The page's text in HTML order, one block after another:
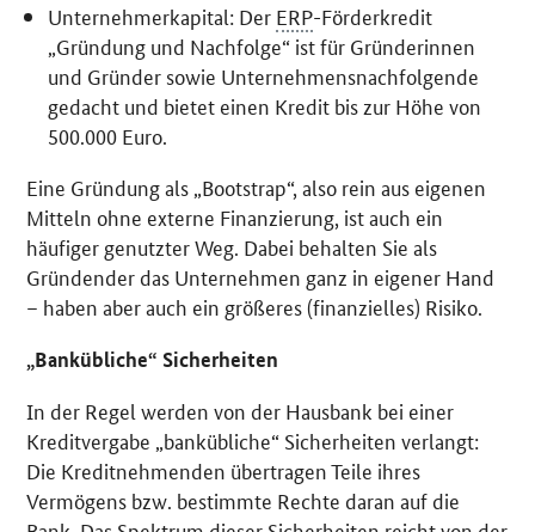
Unternehmerkapital: Der ERP-Förderkredit
„Gründung und Nachfolge“ ist für Gründerinnen
und Gründer sowie Unternehmensnachfolgende
gedacht und bietet einen Kredit bis zur Höhe von
500.000 Euro.
Eine Gründung als „Bootstrap“, also rein aus eigenen
Mitteln ohne externe Finanzierung, ist auch ein
häufiger genutzter Weg. Dabei behalten Sie als
Gründender das Unternehmen ganz in eigener Hand
– haben aber auch ein größeres (finanzielles) Risiko.
„Bankübliche“ Sicherheiten
In der Regel werden von der Hausbank bei einer
Kreditvergabe „bankübliche“ Sicherheiten verlangt:
Die Kreditnehmenden übertragen Teile ihres
Vermögens bzw. bestimmte Rechte daran auf die